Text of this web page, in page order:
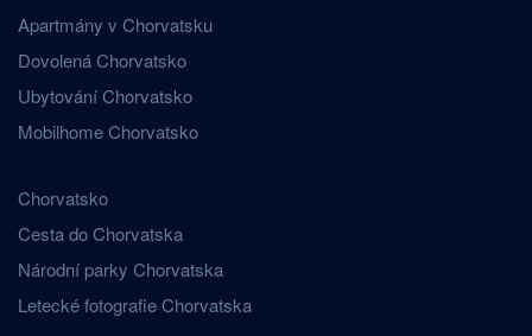
Apartmány v Chorvatsku
Dovolená Chorvatsko
Ubytování Chorvatsko
Mobilhome Chorvatsko
Chorvatsko
Cesta do Chorvatska
Národní parky Chorvatska
Letecké fotografie Chorvatska